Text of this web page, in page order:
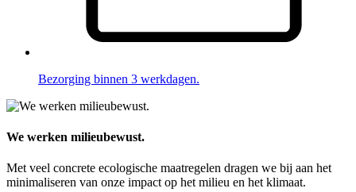
Bezorging binnen 3 werkdagen.
We werken milieubewust.
Met veel concrete ecologische maatregelen dragen we bij aan het
minimaliseren van onze impact op het milieu en het klimaat.